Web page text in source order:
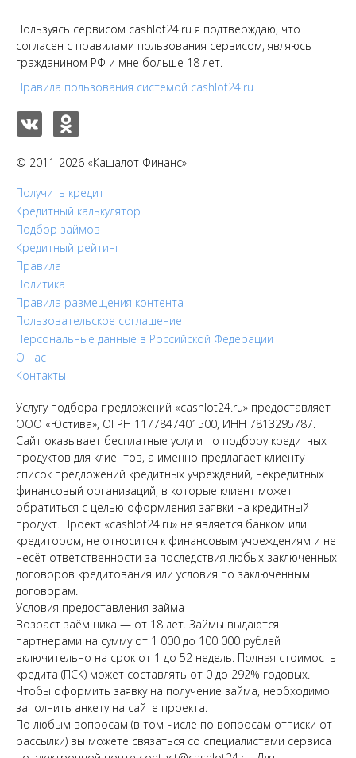
Пользуясь сервисом cashlot24.ru я подтверждаю, что
согласен с правилами пользования сервисом, являюсь
гражданином РФ и мне больше 18 лет.
Правила пользования системой cashlot24.ru
© 2011-2026 «Кашалот Финанс»
Получить кредит
Кредитный калькулятор
Подбор займов
Кредитный рейтинг
Правила
Политика
Правила размещения контента
Пользовательское соглашение
Персональные данные в Российской Федерации
О нас
Контакты
Услугу подбора предложений «cashlot24.ru» предоставляет
ООО «Юстива», ОГРН 1177847401500, ИНН 7813295787.
Сайт оказывает бесплатные услуги по подбору кредитных
продуктов для клиентов, а именно предлагает клиенту
список предложений кредитных учреждений, некредитных
финансовый организаций, в которые клиент может
обратиться с целью оформления заявки на кредитный
продукт. Проект «cashlot24.ru» не является банком или
кредитором, не относится к финансовым учреждениям и не
несёт ответственности за последствия любых заключенных
договоров кредитования или условия по заключенным
договорам.
Условия предоставления займа
Возраст заёмщика — от 18 лет. Займы выдаются
партнерами на сумму от 1 000 до 100 000 рублей
включительно на срок от 1 до 52 недель. Полная стоимость
кредита (ПСК) может составлять от 0 до 292% годовых.
Чтобы оформить заявку на получение займа, необходимо
заполнить анкету на сайте проекта.
По любым вопросам (в том числе по вопросам отписки от
рассылки) вы можете связаться со специалистами сервиса